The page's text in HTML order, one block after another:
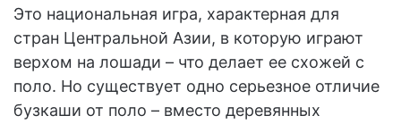
Это национальная игра, характерная для
стран Центральной Азии, в которую играют
верхом на лошади – что делает ее схожей с
поло. Но существует одно серьезное отличие
бузкаши от поло – вместо деревянных